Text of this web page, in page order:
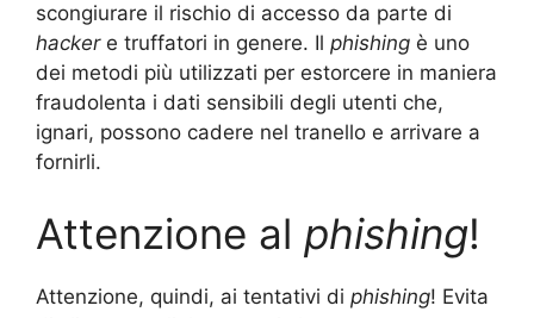
scongiurare il rischio di accesso da parte di
hacker e truffatori in genere. Il phishing è uno
dei metodi più utilizzati per estorcere in maniera
fraudolenta i dati sensibili degli utenti che,
ignari, possono cadere nel tranello e arrivare a
fornirli.
Attenzione al phishing!
Attenzione, quindi, ai tentativi di phishing! Evita